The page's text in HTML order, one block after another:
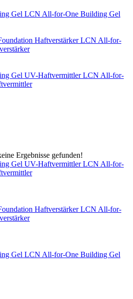
LCN All-for-One Building Gel
LCN All-for-
LCN All-for-
Ergebnisse gefunden!
LCN All-for-
LCN All-for-
LCN All-for-One Building Gel